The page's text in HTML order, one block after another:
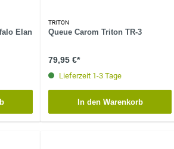
Elan
TRITON
Queue Carom Triton TR-3
79,95 €*
Lieferzeit 1-3 Tage
In den Warenkorb